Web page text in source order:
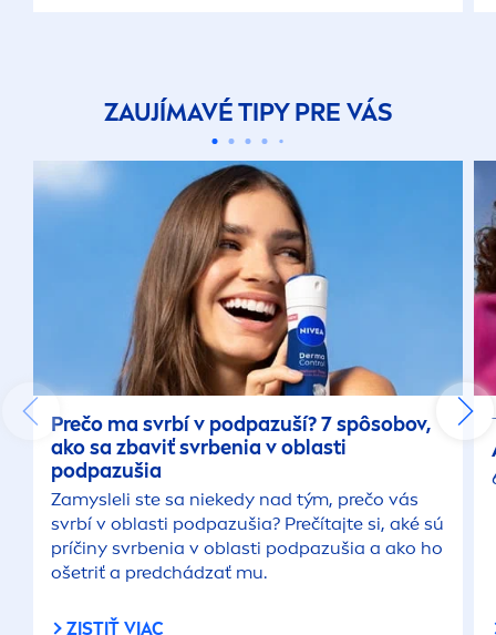
ZAUJÍMAVÉ TIPY PRE VÁS
Prečo ma svrbí v podpazuší? 7 spôsobov,
ako sa zbaviť svrbenia v oblasti
podpazušia
Zamysleli ste sa niekedy nad tým, prečo vás
svrbí v oblasti podpazušia? Prečítajte si, aké sú
príčiny svrbenia v oblasti podpazušia a ako ho
ošetriť a predchádzať mu.
ZISTIŤ VIAC